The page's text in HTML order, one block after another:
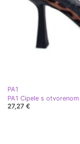
PA1
PA1 Cipele s
27,27 €